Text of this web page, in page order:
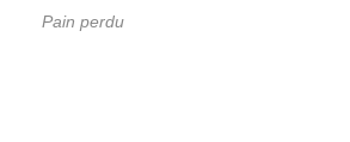
Pain perdu